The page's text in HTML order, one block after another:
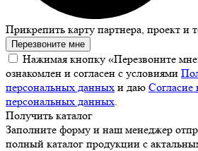
Прикрепить карту партнера, проект и
Перезвоните мне
Нажимая кнопку «Перезвоните
ознакомлен и согласен с условиями
персональных данных и даю Согласие
персональных данных
Получить каталог
Заполните форму и наш менеджер
полный каталог продукции с